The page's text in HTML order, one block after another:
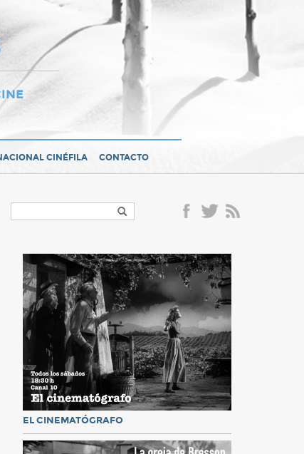
CINÉFILA CONTACTO
EL CINEMATÓGRAFO